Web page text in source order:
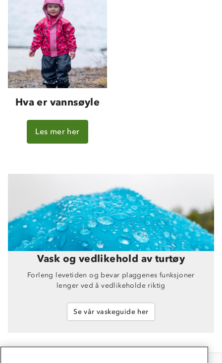
Hva er vannsøyle
Les mer her
Vask og vedlikehold av turtøy
Forleng levetiden og bevar plaggenes funksjoner
lenger ved å vedlikeholde riktig
Se vår vaskeguide her
Kundeservice
Kontakt oss
Konkurransevinnere
Verdigrunnlag
Klima og miljø
Etisk handel
Dyreetikk
1% til samfunnet
Trelagsprinsippet barn
Alt du trenger til Norgesferien
Hvordan velge riktig turtøy?
EL-retur
Norgesferie 🇳🇴